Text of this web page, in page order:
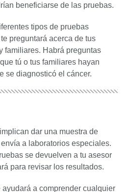
beneficiarse de las pruebas.
tipos de pruebas
preguntará acerca de tus
familiares. Habrá preguntas
tú o tus familiares hayan
se diagnosticó el cáncer.
dar una muestra de
a laboratorios especiales.
se devuelven a tu asesor
para revisar los resultados.
a comprender cualquier